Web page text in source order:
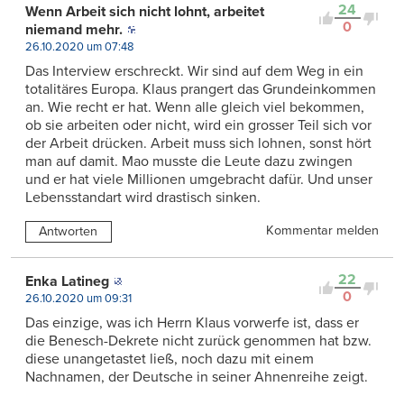
24
0
Wenn Arbeit sich nicht lohnt, arbeitet
niemand mehr.
26.10.2020 um 07:48
Das Interview erschreckt. Wir sind auf dem Weg in ein
totalitäres Europa. Klaus prangert das Grundeinkommen
an. Wie recht er hat. Wenn alle gleich viel bekommen,
ob sie arbeiten oder nicht, wird ein grosser Teil sich vor
der Arbeit drücken. Arbeit muss sich lohnen, sonst hört
man auf damit. Mao musste die Leute dazu zwingen
und er hat viele Millionen umgebracht dafür. Und unser
Lebensstandart wird drastisch sinken.
Antworten Kommentar melden
22
0
Enka Latineg
26.10.2020 um 09:31
Das einzige, was ich Herrn Klaus vorwerfe ist, dass er
die Benesch-Dekrete nicht zurück genommen hat bzw.
diese unangetastet ließ, noch dazu mit einem
Nachnamen, der Deutsche in seiner Ahnenreihe zeigt.